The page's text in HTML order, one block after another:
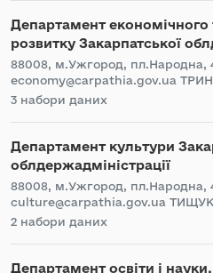
Департамент економічного
розвитку Закарпатської
88008, м.Ужгород, пл.Народна,
economy@carpathia.gov.ua
3 набори даних
Департамент культури
облдержадміністрації
88008, м.Ужгород, пл.Народна,
culture@carpathia.gov.ua
2 набори даних
Департамент освіти і